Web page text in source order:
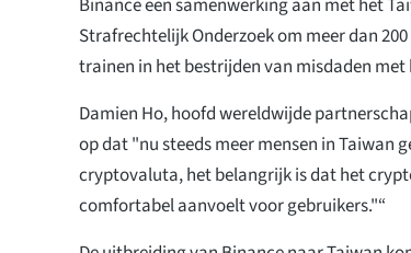
Strafrechtelijk Onderzoek om meer dan
trainen in het bestrijden van misdaden
Damien Ho, hoofd wereldwijde
op dat "nu steeds meer mensen in Taiwan
cryptovaluta, het belangrijk is dat het
comfortabel aanvoelt voor gebruikers."“